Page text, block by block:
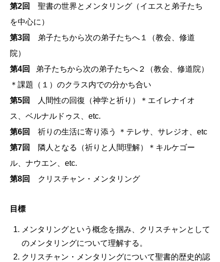
第2回
聖書の世界とメンタリング（イエスと弟子たち
を中心に）
第3回
弟子たちから次の弟子たちへ１（教会、修道
院）
第4回
弟子たちから次の弟子たちへ２（教会、修道院）
＊課題（１）のクラス内での分かち合い
第5回
人間性の回復（神学と祈り）＊エイレナイオ
ス、ベルナルドゥス、etc.
第6回
祈りの生活に寄り添う ＊テレサ、サレジオ、etc
第7回
隣人となる（祈りと人間理解）＊キルケゴー
ル、ナウエン、etc.
第8回
クリスチャン・メンタリング
目標
メンタリングという概念を掴み、クリスチャンとして
のメンタリングについて理解する。
クリスチャン・メンタリングについて聖書的歴史的認